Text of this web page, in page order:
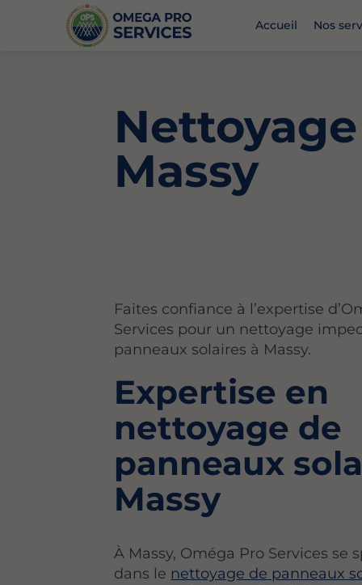
Accueil Nos
Massy
Faites confiance à l’expertise
Services pour un nettoyage
panneaux solaires à Massy.
Expertise en
nettoyage de
panneaux
Massy
À Massy, Oméga Pro Services se
dans le nettoyage de panneaux